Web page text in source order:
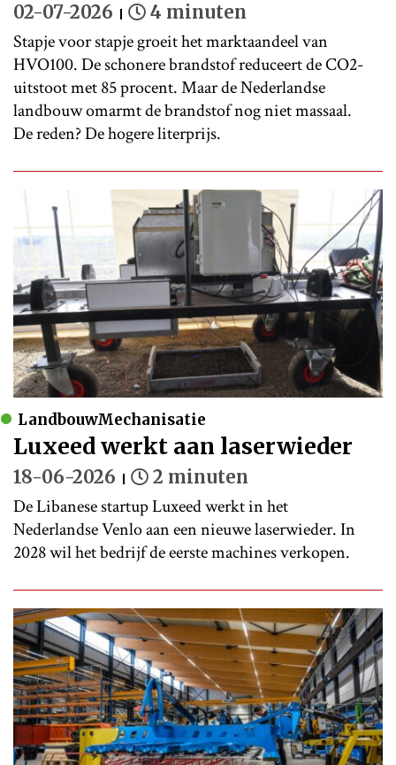
02-07-2026 4 minuten
Stapje voor stapje groeit het marktaandeel van
HVO100. De schonere brandstof reduceert de CO2-
uitstoot met 85 procent. Maar de Nederlandse
landbouw omarmt de brandstof nog niet massaal.
De reden? De hogere literprijs.
LandbouwMechanisatie
Luxeed werkt aan laserwieder
18-06-2026 2 minuten
De Libanese startup Luxeed werkt in het
Nederlandse Venlo aan een nieuwe laserwieder. In
2028 wil het bedrijf de eerste machines verkopen.